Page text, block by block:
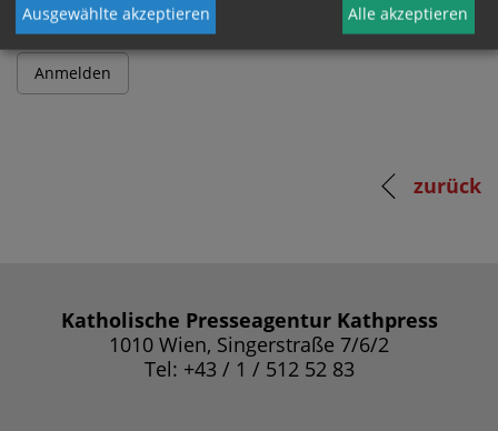
zurück
Katholische Presseagentur Kathpress
1010 Wien, Singerstraße 7/6/2
Tel: +43 / 1 / 512 52 83
Ausgewählte akzeptieren Alle akzeptieren